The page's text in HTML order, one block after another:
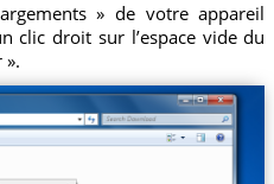
» de votre appareil
clic droit sur l’espace vide du
».